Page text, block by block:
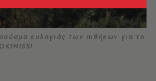
ευλογιάς των πιθήκων για το